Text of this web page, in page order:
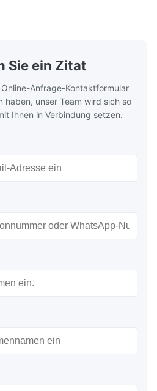
Sie ein Zitat
Anfrage-Kontaktformular
haben, unser Team wird sich so
Ihnen in Verbindung setzen.